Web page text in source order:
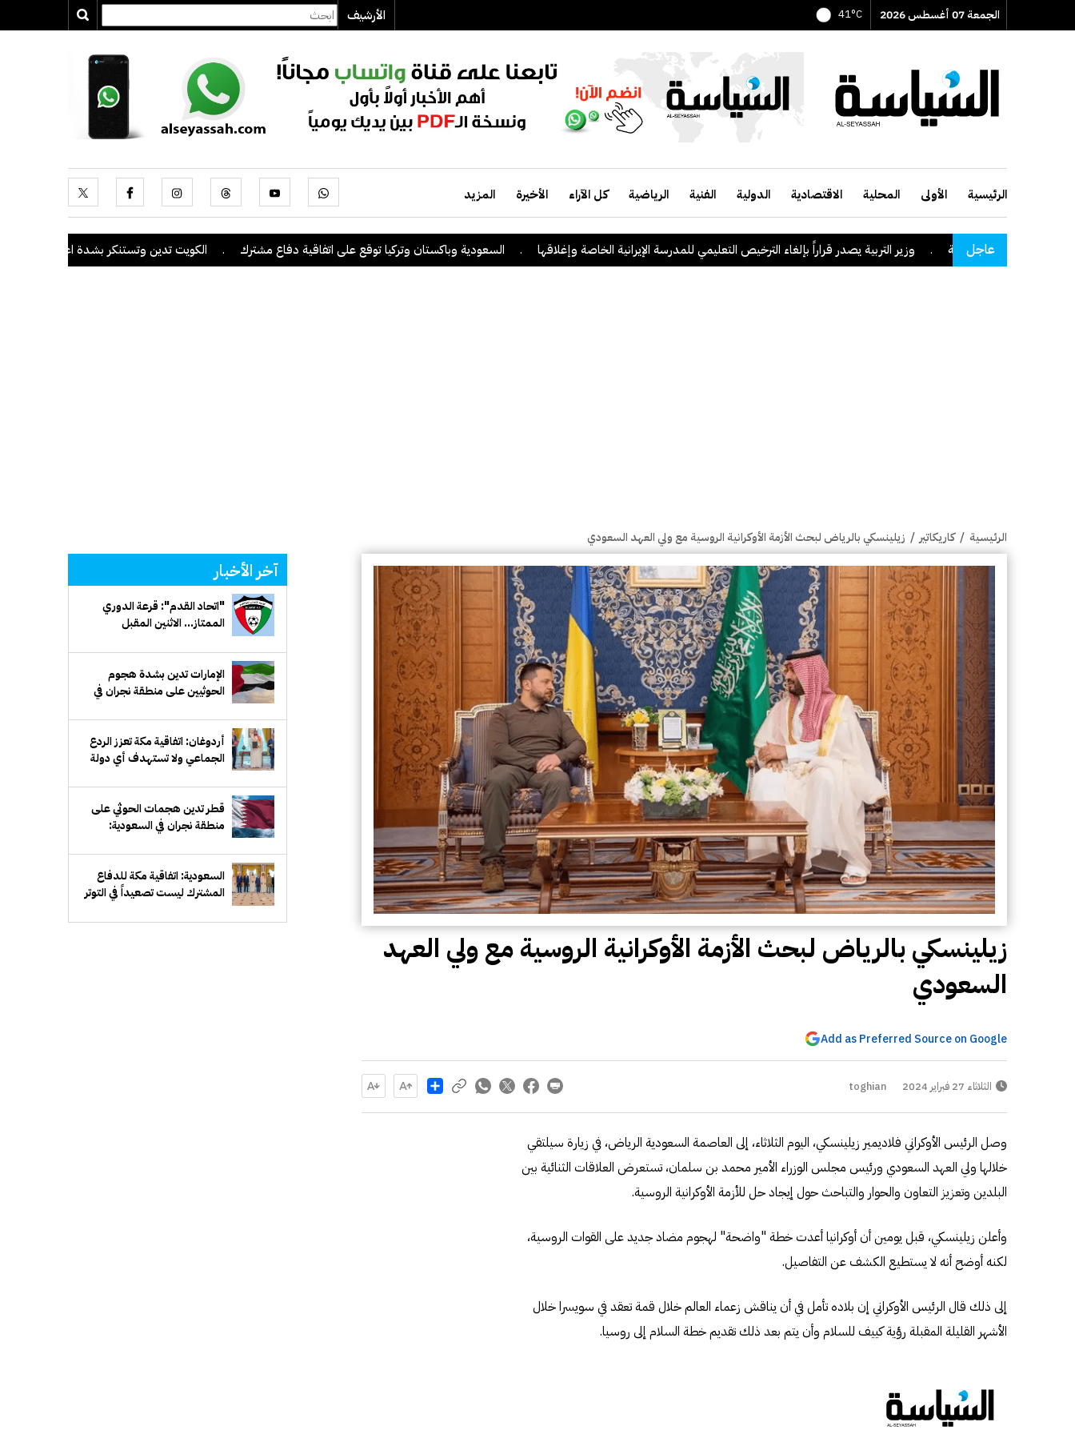
الجمعة 07 أغسطس 2026 41°C الأرشيف
الرئيسية الأولى المحلية الاقتصادية الدولية الفنية الرياضية كل الآراء الأخيرة المزيد
عاجل وزير التربية يصدر قراراً بإلغاء الترخيص التعليمي للمدرسة الإيرانية الخاصة وإغلاقها . السعودية وباكستان وتركيا توقع على اتفاقية دفاع مشترك . الكويت تدين وتستنكر بشدة اعتداءات ميليشيا
الرئيسية /كاريكاتير / زيلينسكي بالرياض لبحث الأزمة الأوكرانية الروسية مع ولي العهد السعودي
زيلينسكي بالرياض لبحث الأزمة الأوكرانية الروسية مع ولي العهد
السعودي
Add as Preferred Source on Google
الثلاثاء 27 فبراير 2024 toghian
Share
وصل الرئيس الأوكراني فلاديمير زيلينسكي، اليوم الثلاثاء، إلى العاصمة السعودية الرياض، في زيارة سيلتقي
خلالها ولي العهد السعودي ورئيس مجلس الوزراء الأمير محمد بن سلمان، تستعرض العلاقات الثنائية بين
البلدين وتعزيز التعاون والحوار والتباحث حول إيجاد حل للأزمة الأوكرانية الروسية.
وأعلن زيلينسكي، قبل يومين أن أوكرانيا أعدت خطة "واضحة" لهجوم مضاد جديد على القوات الروسية،
لكنه أوضح أنه لا يستطيع الكشف عن التفاصيل.
إلى ذلك قال الرئيس الأوكراني إن بلاده تأمل في أن يناقش زعماء العالم خلال قمة تعقد في سويسرا خلال
الأشهر القليلة المقبلة رؤية كييف للسلام وأن يتم بعد ذلك تقديم خطة السلام إلى روسيا.
آخر الأخبار
"اتحاد القدم": قرعة الدوري
الممتاز... الاثنين المقبل
الإمارات تدين بشدة هجوم
الحوثيين على منطقة نجران في
أردوغان: اتفاقية مكة تعزز الردع
الجماعي ولا تستهدف أي دولة
قطر تدين هجمات الحوثي على
منطقة نجران في السعودية:
السعودية: اتفاقية مكة للدفاع
المشترك ليست تصعيداً في التوتر